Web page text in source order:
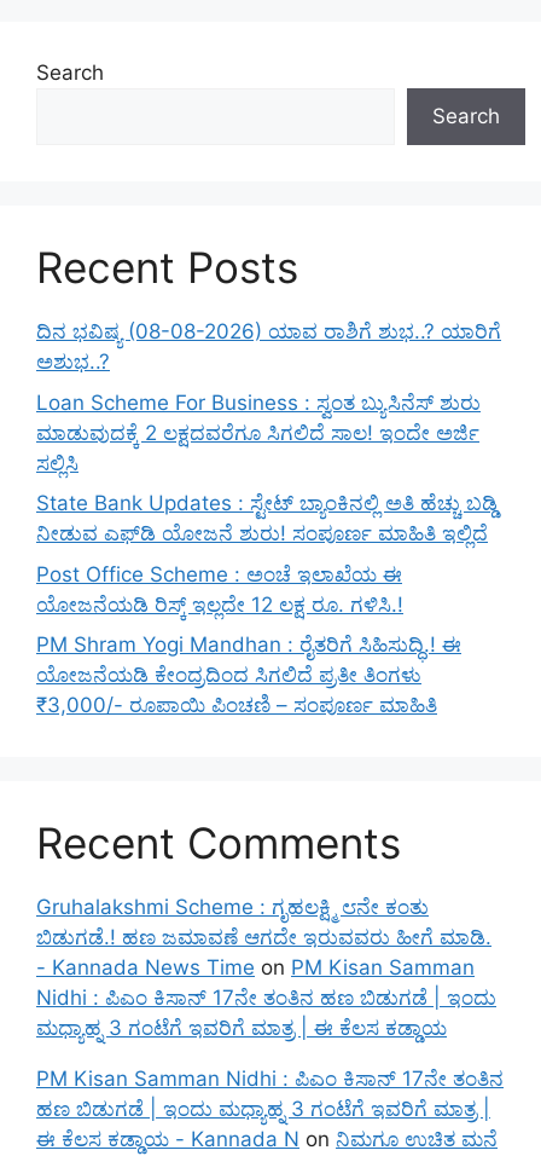
Search
Search
Recent Posts
ದಿನ ಭವಿಷ್ಯ (08-08-2026) ಯಾವ ರಾಶಿಗೆ ಶುಭ..? ಯಾರಿಗೆ
ಅಶುಭ..?
Loan Scheme For Business : ಸ್ವಂತ ಬ್ಯುಸಿನೆಸ್ ಶುರು
ಮಾಡುವುದಕ್ಕೆ 2 ಲಕ್ಷದವರೆಗೂ ಸಿಗಲಿದೆ ಸಾಲ! ಇಂದೇ ಅರ್ಜಿ
ಸಲ್ಲಿಸಿ
State Bank Updates : ಸ್ಟೇಟ್ ಬ್ಯಾಂಕಿನಲ್ಲಿ ಅತಿ ಹೆಚ್ಚು ಬಡ್ಡಿ
ನೀಡುವ ಎಫ್‌ಡಿ ಯೋಜನೆ ಶುರು! ಸಂಪೂರ್ಣ ಮಾಹಿತಿ ಇಲ್ಲಿದೆ
Post Office Scheme : ಅಂಚೆ ಇಲಾಖೆಯ ಈ
ಯೋಜನೆಯಡಿ ರಿಸ್ಕ್‌ ಇಲ್ಲದೇ 12 ಲಕ್ಷ ರೂ. ಗಳಿಸಿ.!
PM Shram Yogi Mandhan : ರೈತರಿಗೆ ಸಿಹಿಸುದ್ಧಿ.! ಈ
ಯೋಜನೆಯಡಿ ಕೇಂದ್ರದಿಂದ ಸಿಗಲಿದೆ ಪ್ರತೀ ತಿಂಗಳು
₹3,000/- ರೂಪಾಯಿ ಪಿಂಚಣಿ – ಸಂಪೂರ್ಣ ಮಾಹಿತಿ
Recent Comments
Gruhalakshmi Scheme : ಗೃಹಲಕ್ಷ್ಮಿ ೮ನೇ ಕಂತು
ಬಿಡುಗಡೆ.! ಹಣ ಜಮಾವಣೆ ಆಗದೇ ಇರುವವರು ಹೀಗೆ ಮಾಡಿ.
- Kannada News Time on PM Kisan Samman
Nidhi : ಪಿಎಂ ಕಿಸಾನ್ 17ನೇ ತಂತಿನ ಹಣ ಬಿಡುಗಡೆ | ಇಂದು
ಮಧ್ಯಾಹ್ನ 3 ಗಂಟೆಗೆ ಇವರಿಗೆ ಮಾತ್ರ | ಈ ಕೆಲಸ ಕಡ್ಡಾಯ
PM Kisan Samman Nidhi : ಪಿಎಂ ಕಿಸಾನ್ 17ನೇ ತಂತಿನ
ಹಣ ಬಿಡುಗಡೆ | ಇಂದು ಮಧ್ಯಾಹ್ನ 3 ಗಂಟೆಗೆ ಇವರಿಗೆ ಮಾತ್ರ |
ಈ ಕೆಲಸ ಕಡ್ಡಾಯ - Kannada N on ನಿಮಗೂ ಉಚಿತ ಮನೆ